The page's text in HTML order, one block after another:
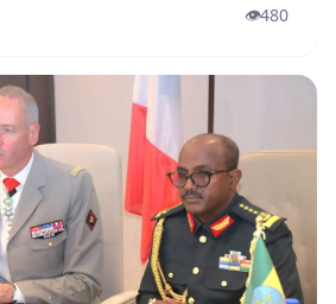
👁️480